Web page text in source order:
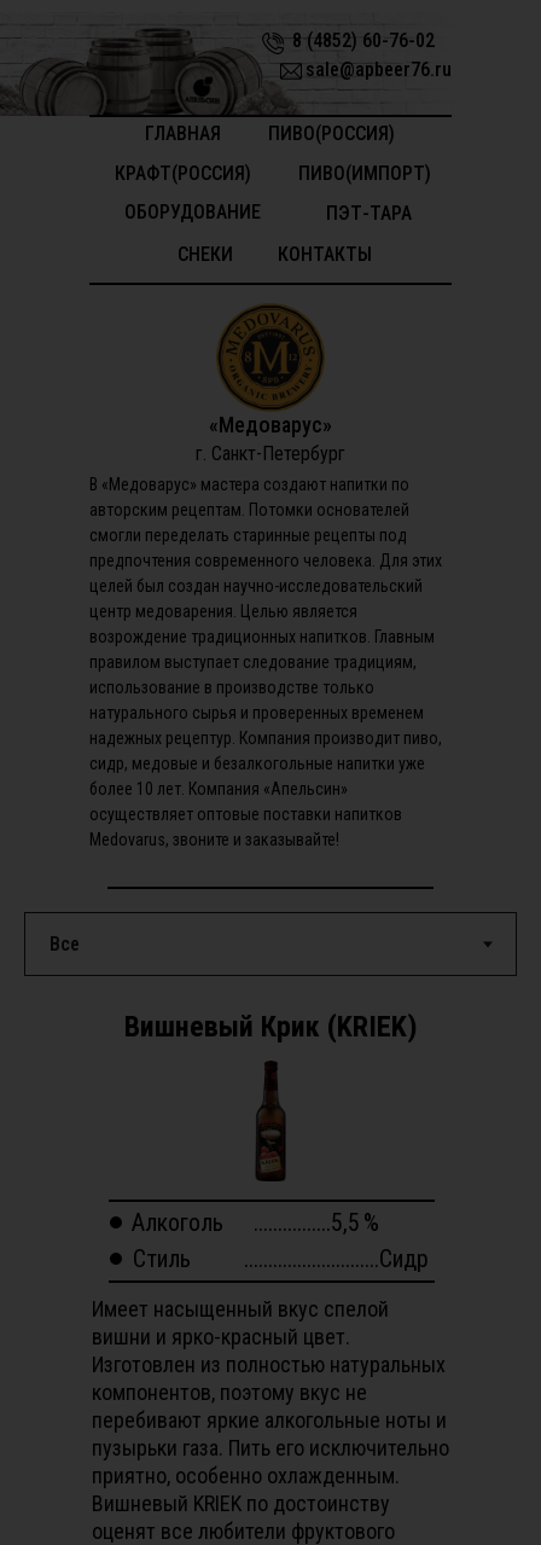
ГЛАВНАЯ
КОНТАКТЫ
СНЕКИ
ПИВО(ИМПОРТ)
ПИВО(РОССИЯ)
8 (4852) 60-76-02
sale@apbeer76.ru
ОБОРУДОВАНИЕ
КРАФТ(РОССИЯ)
ПЭТ-ТАРА
В «Медоварус» мастера создают напитки по
авторским рецептам. Потомки основателей
смогли переделать старинные рецепты под
предпочтения современного человека. Для этих
целей был создан научно-исследовательский
центр медоварения. Целью является
возрождение традиционных напитков. Главным
правилом выступает следование традициям,
использование в производстве только
натурального сырья и проверенных временем
надежных рецептур. Компания производит пиво,
сидр, медовые и безалкогольные напитки уже
более 10 лет. Компания «Апельсин»
осуществляет оптовые поставки напитков
Medovarus, звоните и заказывайте!
«Медоварус»
г. Санкт-Петербург
Стиль ............................Сидр
Вишневый Крик (KRIEK)
Алкоголь
Имеет насыщенный вкус спелой
вишни и ярко-красный цвет.
Изготовлен из полностью натуральных
компонентов, поэтому вкус не
перебивают яркие алкогольные ноты и
пузырьки газа. Пить его исключительно
приятно, особенно охлажденным.
Вишневый KRIEK по достоинству
оценят все любители фруктового
%
................5,5